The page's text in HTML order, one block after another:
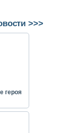
>>>
героя